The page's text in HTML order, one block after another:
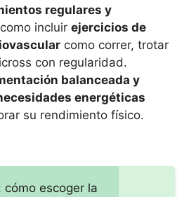
regulares y
incluir ejercicios de
como correr, trotar
con regularidad.
balanceada y
energéticas
su rendimiento físico.
escoger la